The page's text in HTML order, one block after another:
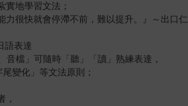
實地學習文法；
力很快就會停滯不前，難以提升。』～出口仁
語表達
音檔」可隨時「聽」「讀」熟練表達，
尾變化」等文法原則；
，